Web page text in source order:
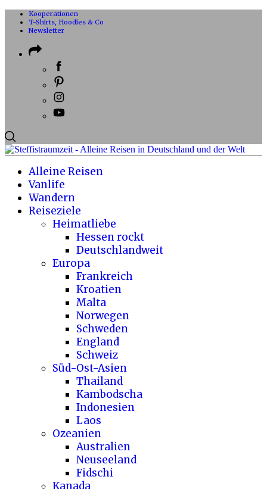
Kooperationen
T-Shirts, Hoodies & Co
Newsletter
Alleine Reisen
Vanlife
Wandern
Reiseziele
Heimatliebe
Hessen rockt
Deutschlandweit
Europa
Frankreich
Kroatien
Malta
Norwegen
Schweden
England
Schweiz
Süd-Ost-Asien
Thailand
Kambodscha
Indonesien
Laos
Ozeanien
Australien
Neuseeland
Fidschi
Kanada